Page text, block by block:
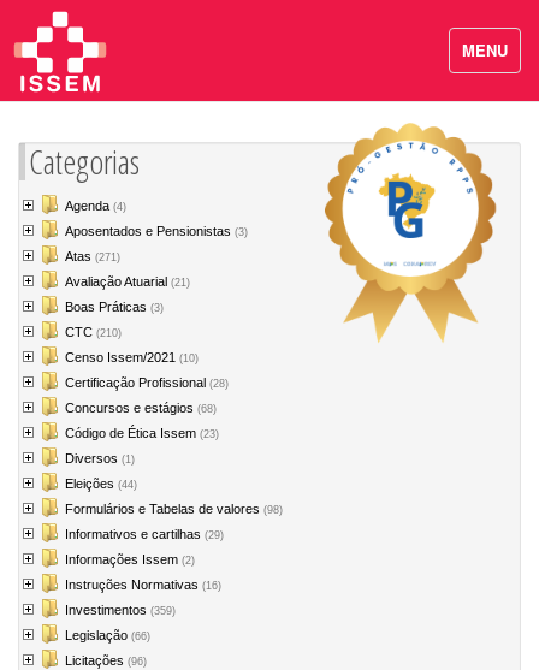
Categorias
Agenda (4)
Aposentados e Pensionistas (3)
Atas (271)
Avaliação Atuarial (21)
Boas Práticas (3)
CTC (210)
Censo Issem/2021 (10)
Certificação Profissional (28)
Concursos e estágios (68)
Código de Ética Issem (23)
Diversos (1)
Eleições (44)
Formulários e Tabelas de valores (98)
Informativos e cartilhas (29)
Informações Issem (2)
Instruções Normativas (16)
Investimentos (359)
Legislação (66)
Licitações (96)
MENU